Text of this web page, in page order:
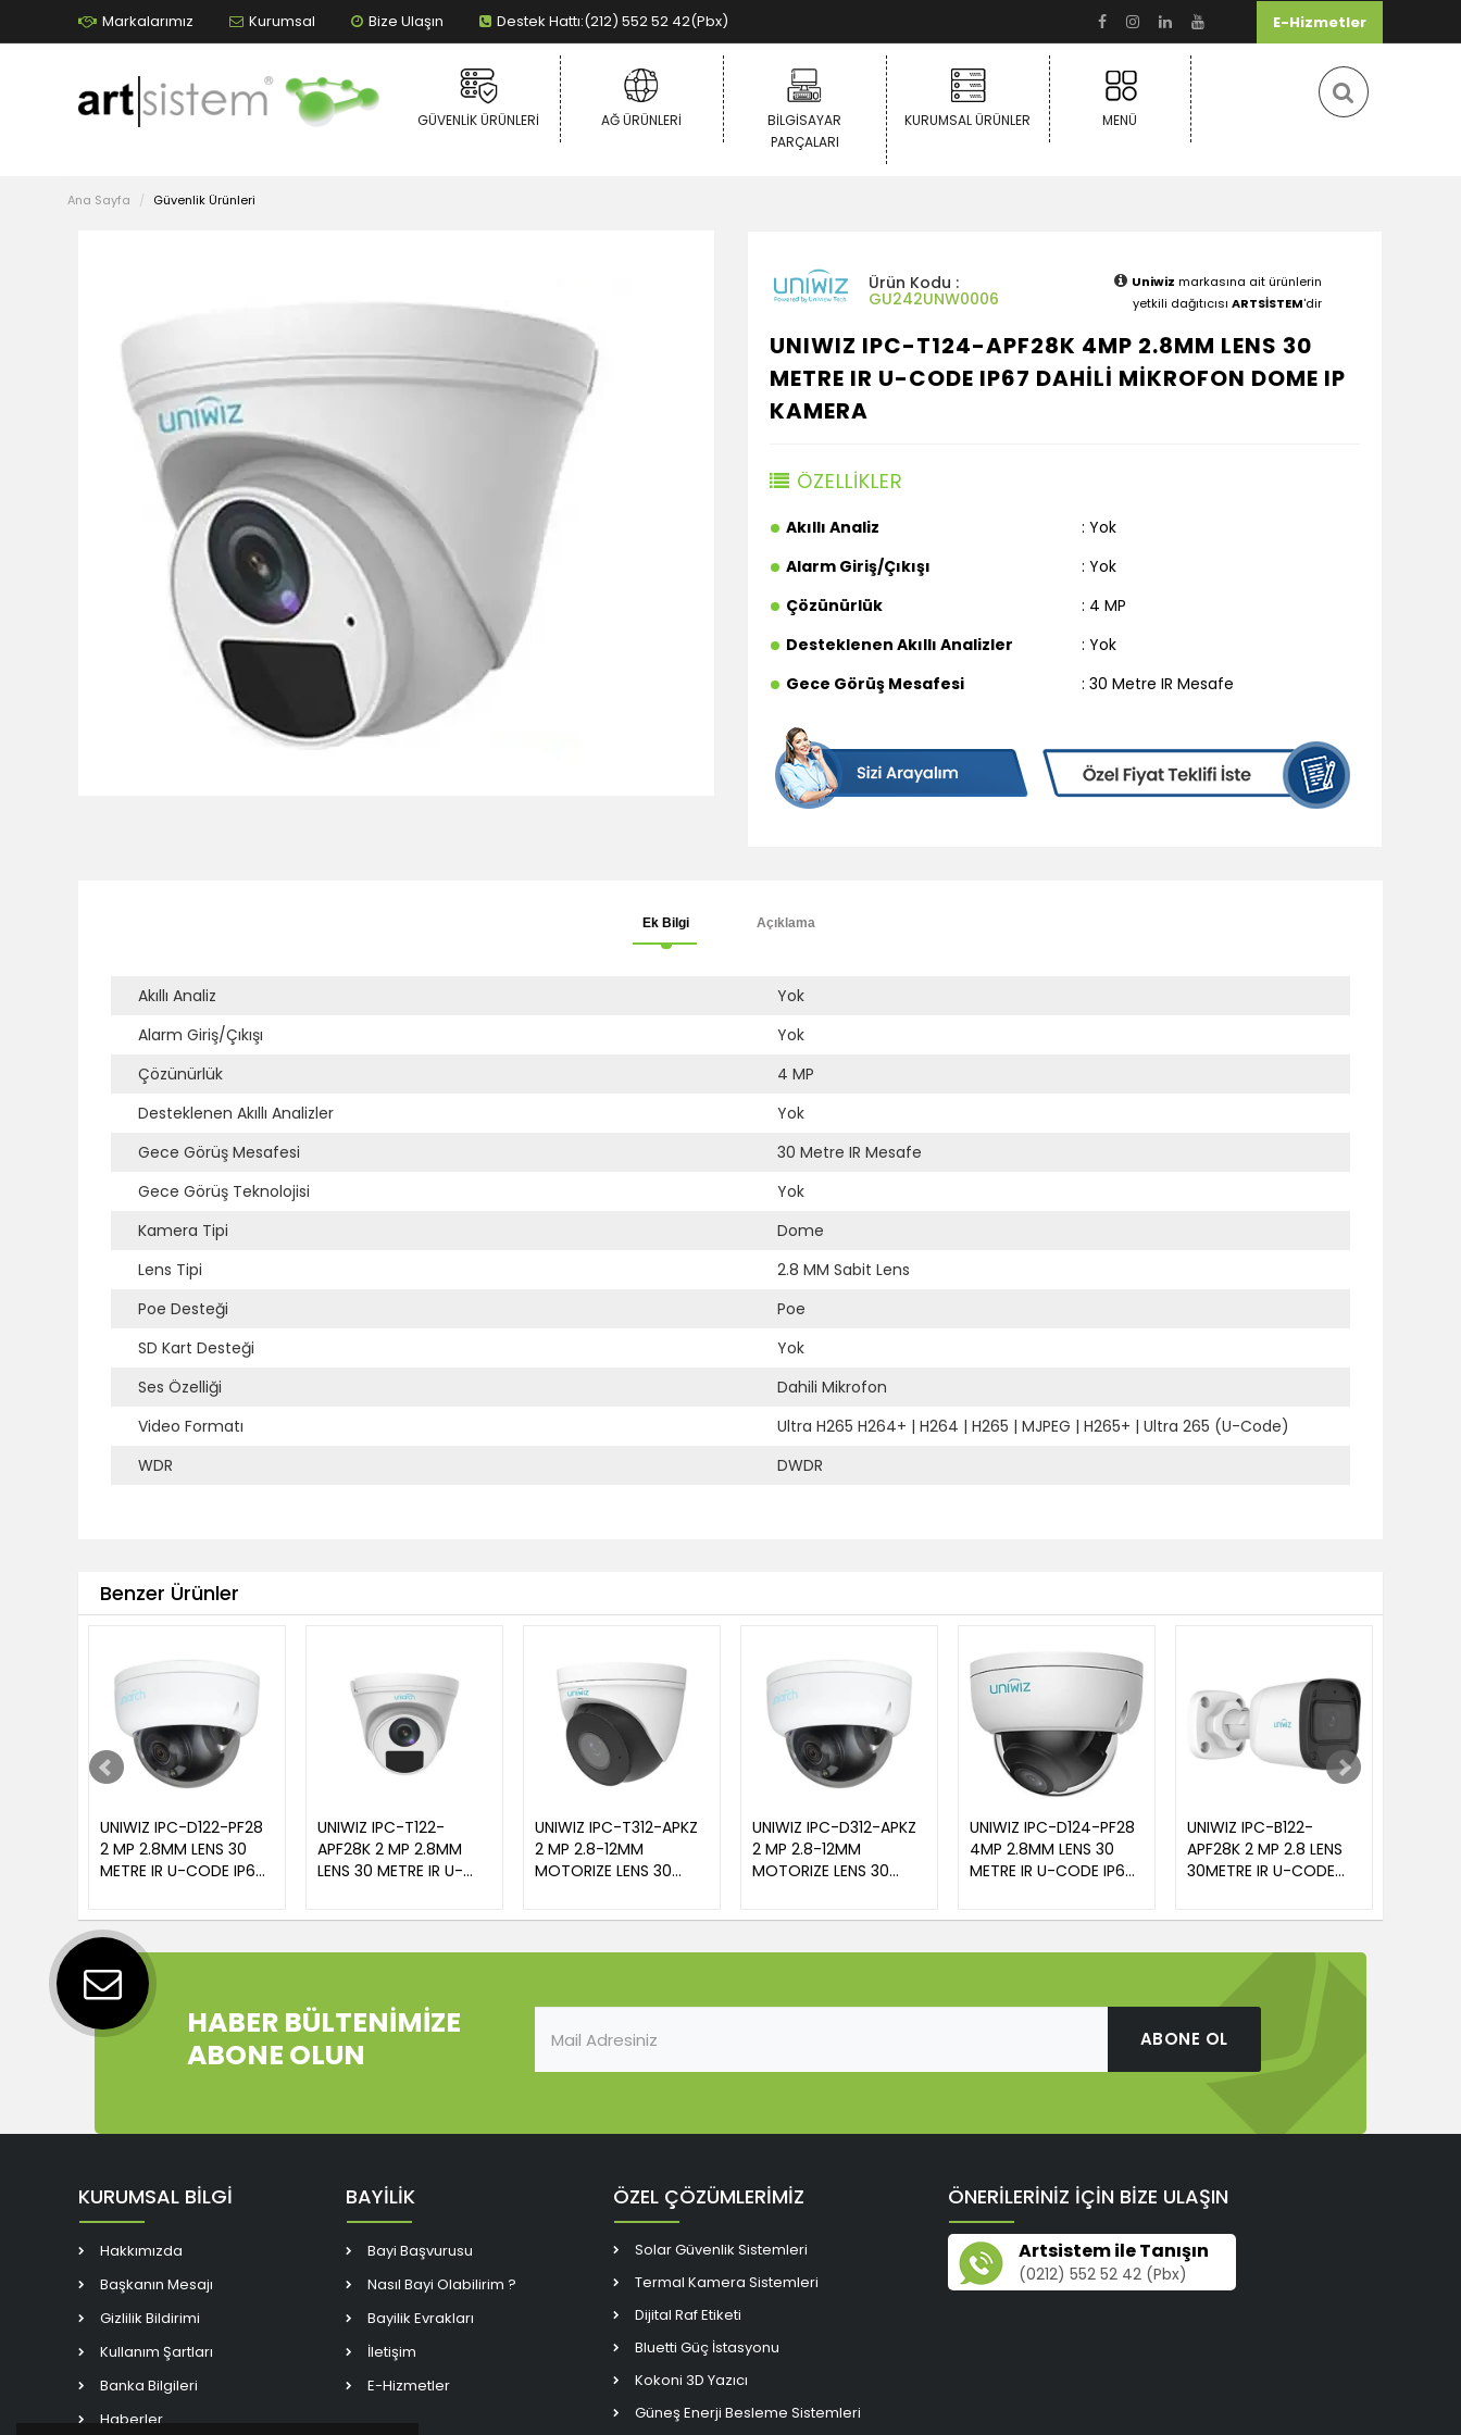
Markalarımız Kurumsal Bize Ulaşın Destek Hattı:(212) 552 52 42(Pbx) E-Hizmetler
GÜVENLIK ÜRÜNLERI AĞ ÜRÜNLERI
BILGISAYAR
PARÇALARI
KURUMSAL ÜRÜNLER MENÜ
Ana Sayfa Güvenlik Ürünleri
Ürün Kodu :
GU242UNW0006
Uniwiz markasına ait ürünlerin
yetkili dağıtıcısı ARTSİSTEM'dir
UNIWIZ IPC-T124-APF28K 4MP 2.8MM LENS 30
METRE IR U-CODE IP67 DAHİLİ MİKROFON DOME IP
KAMERA
ÖZELLİKLER
Akıllı Analiz
: Yok
Alarm Giriş/Çıkışı
: Yok
Çözünürlük
: 4 MP
Desteklenen Akıllı Analizler
: Yok
Gece Görüş Mesafesi
: 30 Metre IR Mesafe
Ek Bilgi Açıklama
Akıllı Analiz
Yok
Alarm Giriş/Çıkışı
Yok
Çözünürlük
4 MP
Desteklenen Akıllı Analizler
Yok
Gece Görüş Mesafesi
30 Metre IR Mesafe
Gece Görüş Teknolojisi
Yok
Kamera Tipi
Dome
Lens Tipi
2.8 MM Sabit Lens
Poe Desteği
Poe
SD Kart Desteği
Yok
Ses Özelliği
Dahili Mikrofon
Video Formatı
Ultra H265 H264+ | H264 | H265 | MJPEG | H265+ | Ultra 265 (U-Code)
WDR
DWDR
Benzer Ürünler
UNIWIZ IPC-D122-PF28
2 MP 2.8MM LENS 30
METRE IR U-CODE IP67
KAMERA
UNIWIZ IPC-T122-
APF28K 2 MP 2.8MM
LENS 30 METRE IR U-
KASA DAHİLİ MİKROFON
UNIWIZ IPC-T312-APKZ
2 MP 2.8-12MM
MOTORIZE LENS 30
METAL KASA DAHİLİ
UNIWIZ IPC-D312-APKZ
2 MP 2.8-12MM
MOTORIZE LENS 30
METAL KASA DAHİLİ
UNIWIZ IPC-D124-PF28
4MP 2.8MM LENS 30
METRE IR U-CODE IP67
KAMERA
UNIWIZ IPC-B122-
APF28K 2 MP 2.8 LENS
30METRE IR U-CODE
PLASTİK KASA IP67 IP
HABER BÜLTENİMİZE
ABONE OLUN
ABONE OL
KURUMSAL BİLGİ
Hakkımızda
Başkanın Mesajı
Gizlilik Bildirimi
Kullanım Şartları
Banka Bilgileri
Haberler
BAYİLİK
Bayi Başvurusu
Nasıl Bayi Olabilirim ?
Bayilik Evrakları
İletişim
E-Hizmetler
ÖZEL ÇÖZÜMLERİMİZ
Solar Güvenlik Sistemleri
Termal Kamera Sistemleri
Dijital Raf Etiketi
Bluetti Güç İstasyonu
Kokoni 3D Yazıcı
Güneş Enerji Besleme Sistemleri
ÖNERİLERİNİZ İÇİN BİZE ULAŞIN
Artsistem ile Tanışın
(0212) 552 52 42 (Pbx)